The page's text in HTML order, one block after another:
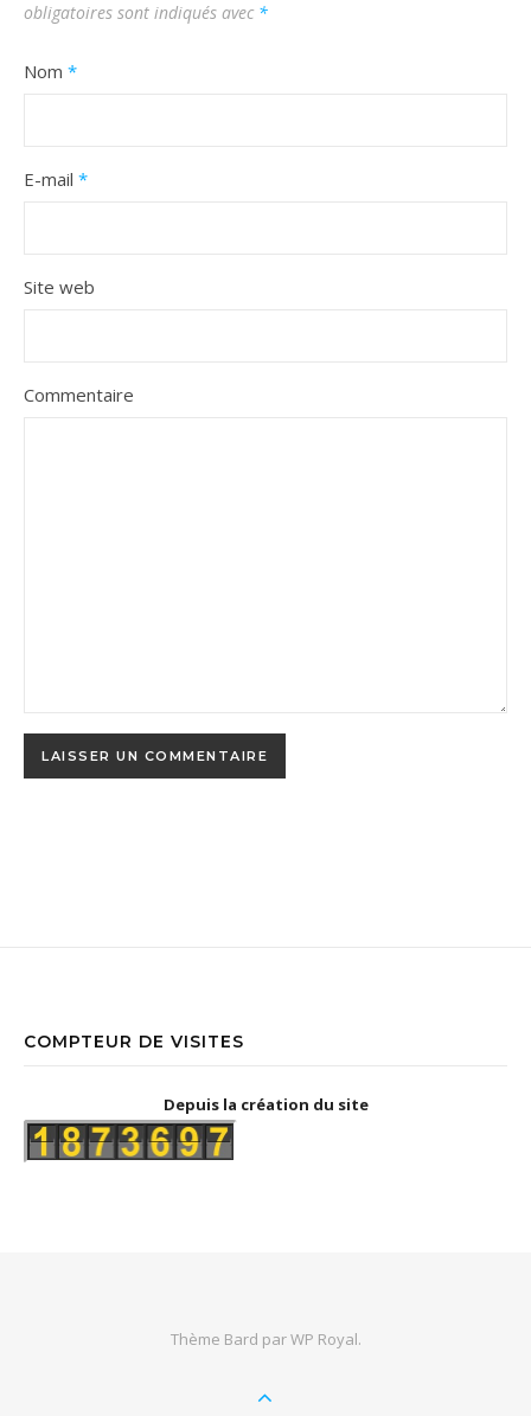
obligatoires sont indiqués avec *
Nom *
E-mail *
Site web
Commentaire
COMPTEUR DE VISITES
Depuis la création du site
Thème Bard parWP Royal.